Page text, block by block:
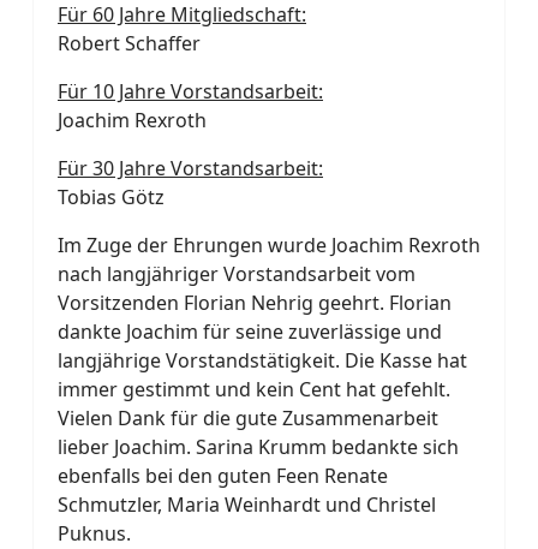
Für 60 Jahre Mitgliedschaft:
Robert Schaffer
Für 10 Jahre Vorstandsarbeit:
Joachim Rexroth
Für 30 Jahre Vorstandsarbeit:
Tobias Götz
Im Zuge der Ehrungen wurde Joachim Rexroth
nach langjähriger Vorstandsarbeit vom
Vorsitzenden Florian Nehrig geehrt. Florian
dankte Joachim für seine zuverlässige und
langjährige Vorstandstätigkeit. Die Kasse hat
immer gestimmt und kein Cent hat gefehlt.
Vielen Dank für die gute Zusammenarbeit
lieber Joachim. Sarina Krumm bedankte sich
ebenfalls bei den guten Feen Renate
Schmutzler, Maria Weinhardt und Christel
Puknus.